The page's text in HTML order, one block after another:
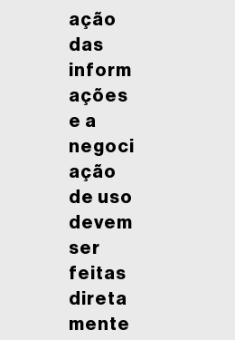
ação
das
inform
ações
e a
negoci
ação
de uso
devem
ser
feitas
direta
mente